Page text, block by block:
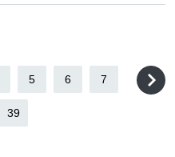
5 6 7
39